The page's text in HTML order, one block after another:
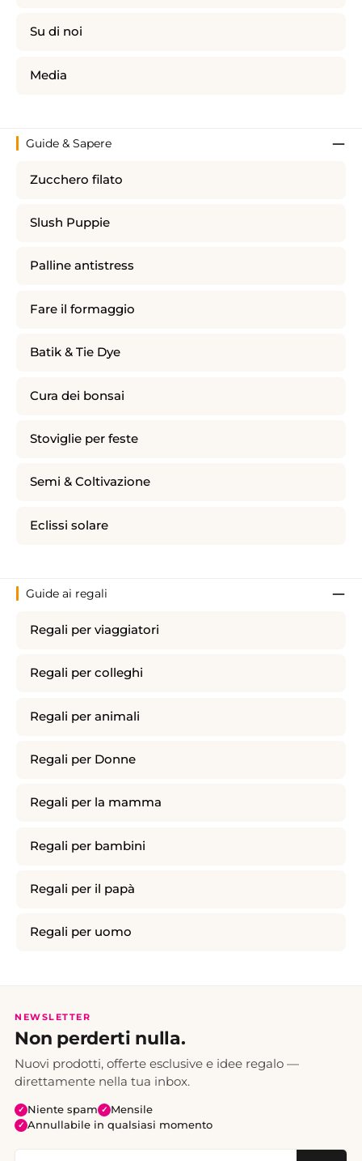
Su di noi
Media
Guide & Sapere
Zucchero filato
Slush Puppie
Palline antistress
Fare il formaggio
Batik & Tie Dye
Cura dei bonsai
Stoviglie per feste
Semi & Coltivazione
Eclissi solare
Guide ai regali
Regali per viaggiatori
Regali per colleghi
Regali per animali
Regali per Donne
Regali per la mamma
Regali per bambini
Regali per il papà
Regali per uomo
NEWSLETTER
Non perderti nulla.
Nuovi prodotti, offerte esclusive e idee regalo —
direttamente nella tua inbox.
✓ Niente spam ✓ Mensile
✓ Annullabile in qualsiasi momento